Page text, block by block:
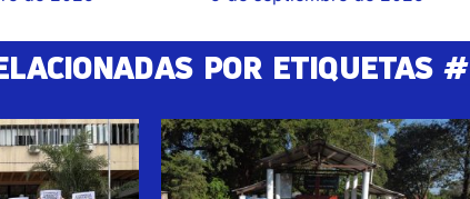
POR ETIQUETAS #